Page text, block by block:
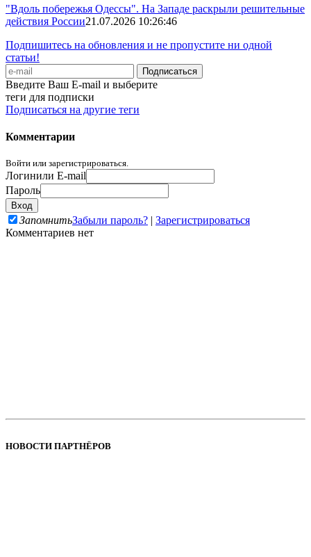
"Вдоль побережья Одессы". На Западе раскрыли решительные
действия России21.07.2026 10:26:46
Подпишитесь на обновления и не пропустите ни одной
статьи!
Введите Ваш E-mail и выберите
теги для подписки
Подписаться на другие теги
Комментарии
Войти или зарегистрироваться.
Логинили E-mail
Пароль
ЗапомнитьЗабыли пароль? | Зарегистрироваться
Комментариев нет
НОВОСТИ ПАРТНЁРОВ